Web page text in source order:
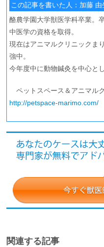
この記事を書いた人：加藤
酪農学園大学獣医学科卒業。
中医学の資格を取得。
現在はアニマルクリニックま
強中。
今年度中に動物鍼灸を中心と
ペットスペース＆アニマル
http://petspace-marimo.com/
関連する記事